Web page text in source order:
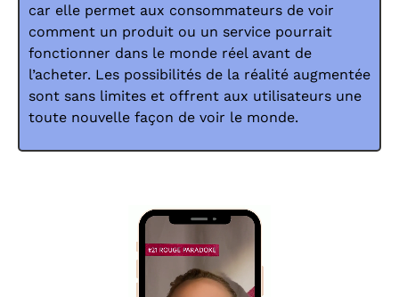
car elle permet aux consommateurs de voir
comment un produit ou un service pourrait
fonctionner dans le monde réel avant de
l’acheter. Les possibilités de la réalité augmentée
sont sans limites et offrent aux utilisateurs une
toute nouvelle façon de voir le monde.